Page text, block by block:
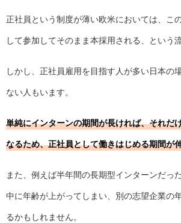
正社員という制度が薄い欧米においては、こ
して参加してそのまま本採用される、という
しかし、正社員雇用を目指す人が多い日本の
ない人もいます。
単純にインターンの期間が長ければ、それだ
なるため、正社員として働きはじめる期間が
また、例えば半年間の長期型インターンだっ
中に年齢が上がってしまい、別の志望企業の
るかもしれません。